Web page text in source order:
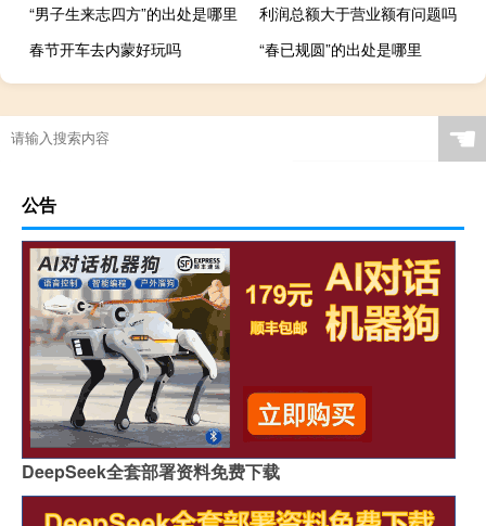
“男子生来志四方”的出处是哪里
利润总额大于营业额有问题吗
春节开车去内蒙好玩吗
“春已规圆”的出处是哪里
成正比和成反比是什么意思
☚
公告
DeepSeek全套部署资料免费下载